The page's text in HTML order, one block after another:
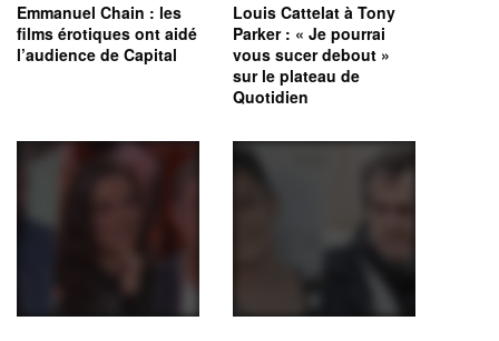
Emmanuel Chain : les
films érotiques ont aidé
l’audience de Capital
Louis Cattelat à Tony
Parker : « Je pourrai
vous sucer debout »
sur le plateau de
Quotidien